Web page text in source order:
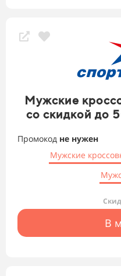
Мужские
со скидкой до
Промокод не нужен
Мужские
В